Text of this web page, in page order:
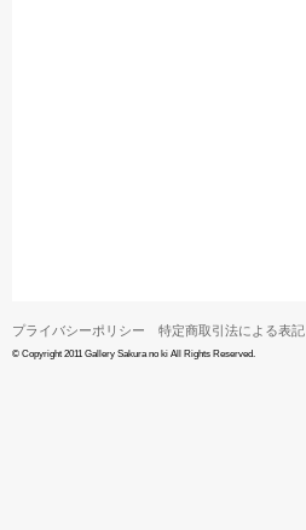
プライバシーポリシー 特定商取引法による表記
© Copyright 2011 Gallery Sakura no ki All Rights Reserved.